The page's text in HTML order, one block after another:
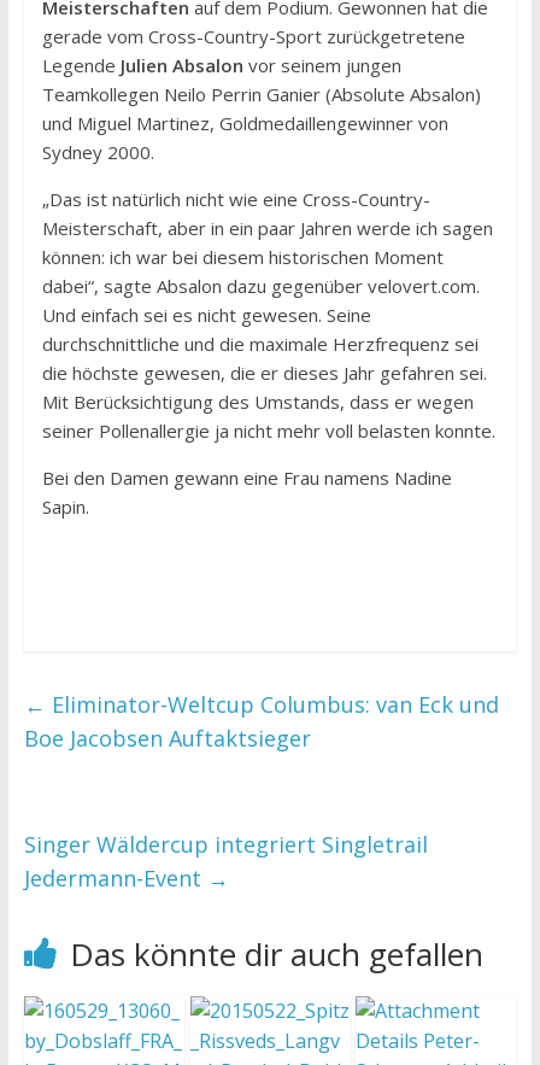
Meisterschaften auf dem Podium. Gewonnen hat die
gerade vom Cross-Country-Sport zurückgetretene
Legende Julien Absalon vor seinem jungen
Teamkollegen Neilo Perrin Ganier (Absolute Absalon)
und Miguel Martinez, Goldmedaillengewinner von
Sydney 2000.
„Das ist natürlich nicht wie eine Cross-Country-
Meisterschaft, aber in ein paar Jahren werde ich sagen
können: ich war bei diesem historischen Moment
dabei“, sagte Absalon dazu gegenüber velovert.com.
Und einfach sei es nicht gewesen. Seine
durchschnittliche und die maximale Herzfrequenz sei
die höchste gewesen, die er dieses Jahr gefahren sei.
Mit Berücksichtigung des Umstands, dass er wegen
seiner Pollenallergie ja nicht mehr voll belasten konnte.
Bei den Damen gewann eine Frau namens Nadine
Sapin.
← Eliminator-Weltcup Columbus: van Eck und
Boe Jacobsen Auftaktsieger
Singer Wäldercup integriert Singletrail
Jedermann-Event →
Das könnte dir auch gefallen